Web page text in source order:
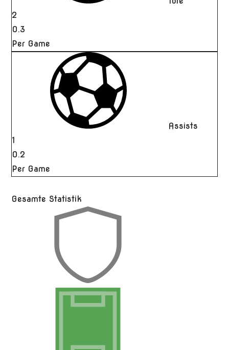
2
0.3
Per Game
Assists
1
0.2
Per Game
Gesamte Statistik